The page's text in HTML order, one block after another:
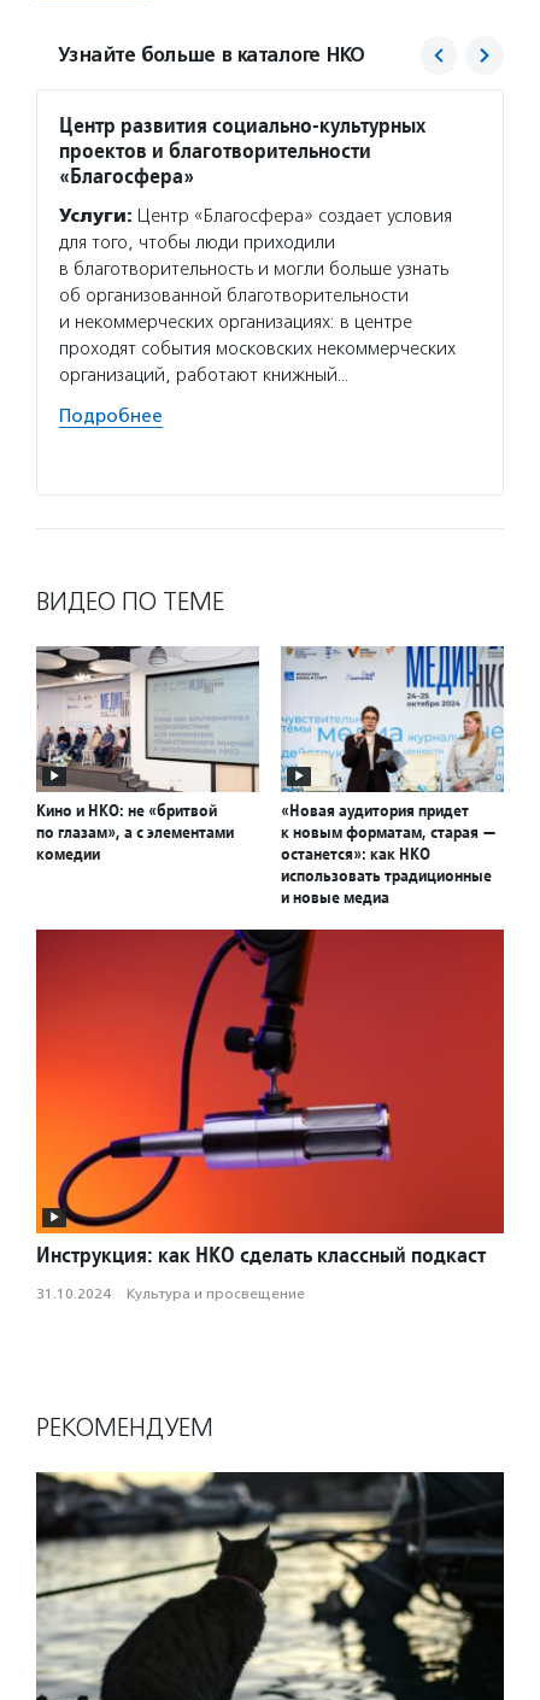
Узнайте больше в каталоге НКО
Центр развития социально-культурных
проектов и благотворительности
«Благосфера»
Услуги: Центр «Благосфера» создает условия
для того, чтобы люди приходили
в благотворительность и могли больше узнать
об организованной благотворительности
и некоммерческих организациях: в центре
проходят события московских некоммерческих
организаций, работают книжный…
Подробнее
ВИДЕО ПО ТЕМЕ
Кино и НКО: не «бритвой
по глазам», а с элементами
комедии
«Новая аудитория придет
к новым форматам, старая —
останется»: как НКО
использовать традиционные
и новые медиа
Инструкция: как НКО сделать классный подкаст
31.10.2024 · Культура и просвещение
РЕКОМЕНДУЕМ